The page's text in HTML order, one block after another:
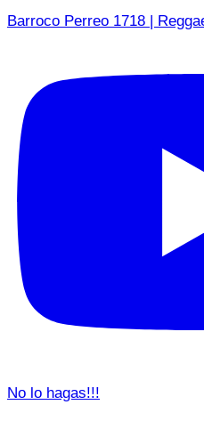
Barroco Perreo 1718 |
No lo hagas!!!